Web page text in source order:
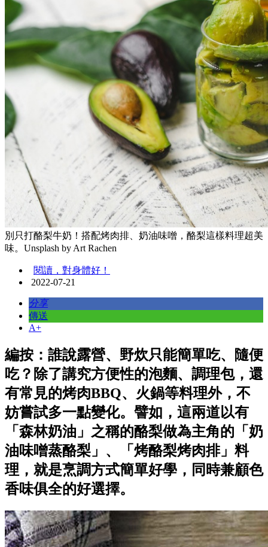
別只打酪梨牛奶！搭配烤肉排、奶油味噌，酪梨這樣料理超美
味。Unsplash by Art Rachen
閱讀，對身體好！
2022-07-21
分享
傳送
A+
編按：誰說露營、野炊只能簡單吃、隨便
吃？除了講究方便性的泡麵、調理包，還
有常見的烤肉BBQ、火鍋等料理外，不
妨嘗試多一點變化。譬如，這兩道以有
「森林奶油」之稱的酪梨做為主角的「奶
油味噌蒸酪梨」、「烤酪梨烤肉排」料
理，就是烹調方式簡單好學，同時兼顧色
香味俱全的好選擇。